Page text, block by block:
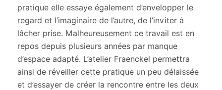
pratique elle essaye également d’envelopper le
regard et l’imaginaire de l’autre, de l’inviter à
lâcher prise. Malheureusement ce travail est en
repos depuis plusieurs années par manque
d’espace adapté. L’atelier Fraenckel permettra
ainsi de réveiller cette pratique un peu délaissée
et d’essayer de créer la rencontre entre les deux